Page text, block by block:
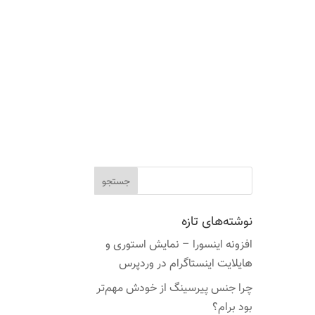
نوشته‌های تازه
افزونه اینسورا – نمایش استوری و
هایلایت اینستاگرام در وردپرس
چرا جنس پیرسینگ از خودش مهم‌تر
بود برام؟